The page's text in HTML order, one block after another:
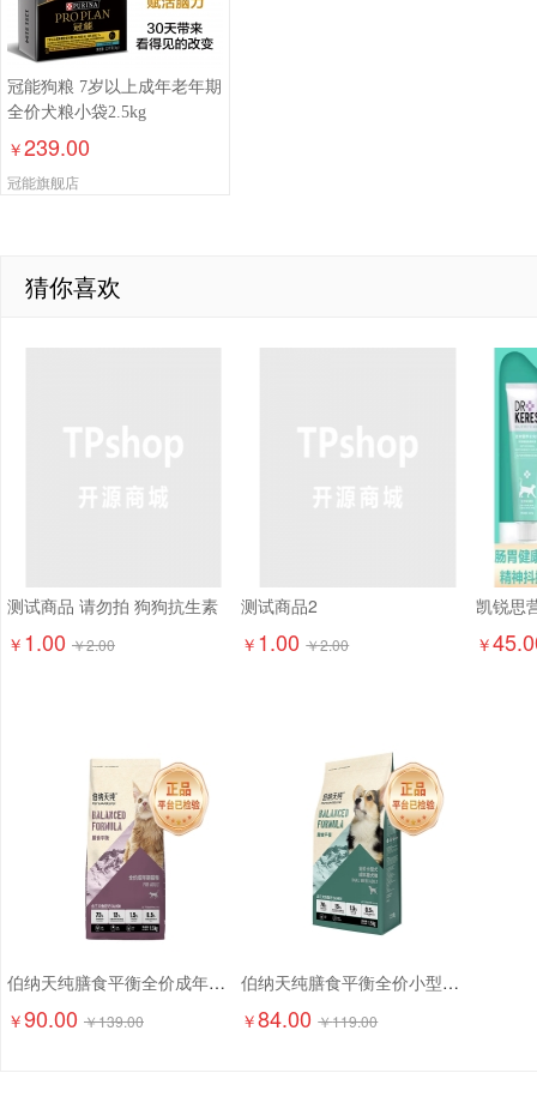
冠能狗粮 7岁以上成年老年期
全价犬粮小袋2.5kg
￥239.00
冠能旗舰店
猜你喜欢
测试商品 请勿拍 狗狗抗生素
￥ 1.00 ￥2.00
测试商品2
￥ 1.00 ￥2.00 ￥
伯纳天纯膳食平衡全价成年期猫粮（含三文鱼配方）1.5kg
￥90.00 ￥139.00
伯纳天纯膳食平衡全价小型犬成犬粮（含三文鱼配方）1.5kg
￥84.00 ￥119.00